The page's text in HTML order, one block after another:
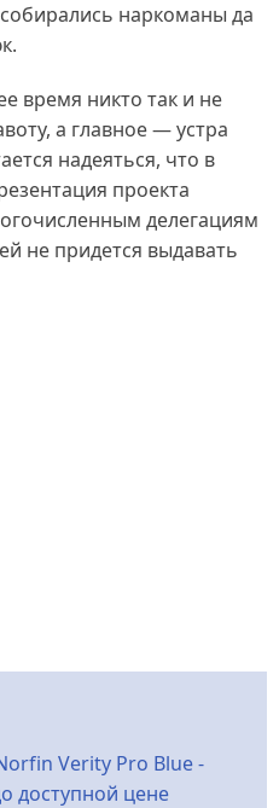
наркоманы да
время никто так и не
а главное — устра
надеяться, что в
проекта
делегациям
не придется выдавать
Verity Pro Blue -
доступной цене